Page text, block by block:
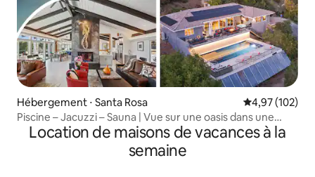
Hébergement ⋅ Santa Rosa Évaluation
4,97 (102)
Piscine – Jacuzzi – Sauna | Vue sur une oasis dans une
région viticole
Location de maisons de vacances à la
semaine